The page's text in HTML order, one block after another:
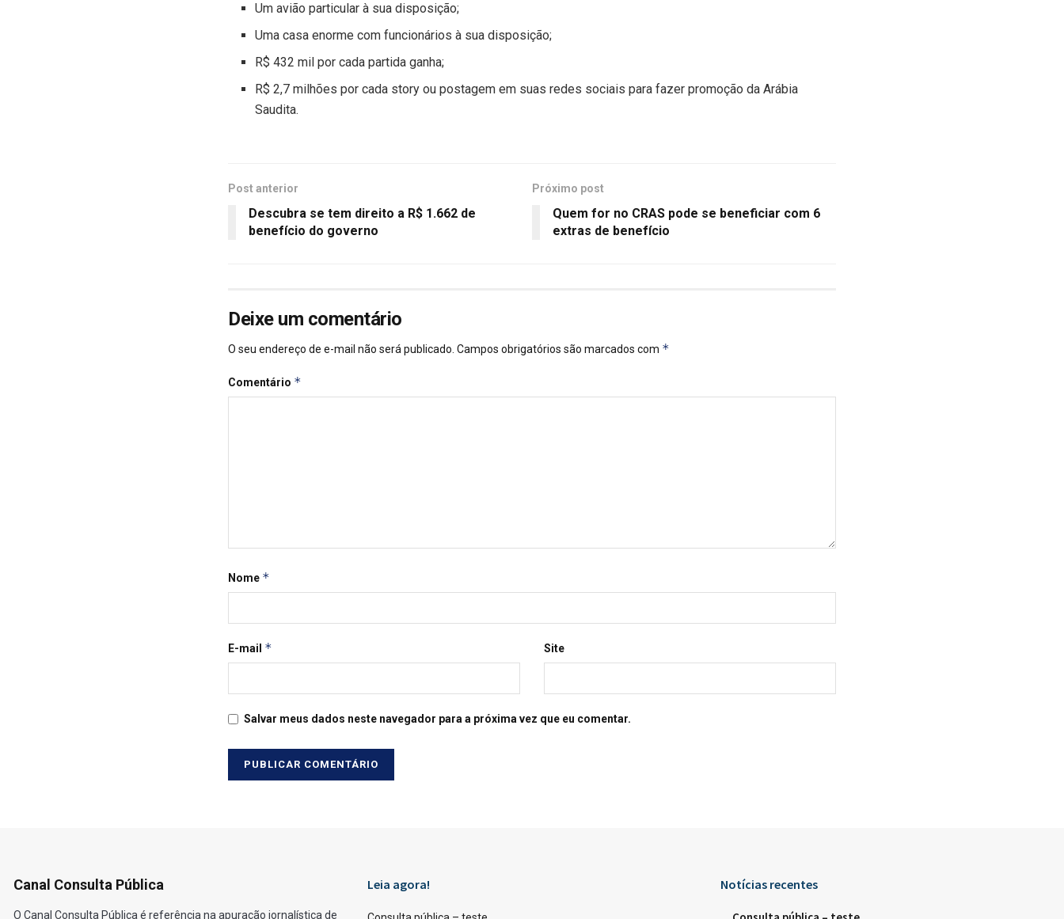
Um avião particular à sua disposição;
Uma casa enorme com funcionários à sua disposição;
R$ 432 mil por cada partida ganha;
R$ 2,7 milhões por cada story ou postagem em suas redes sociais para fazer promoção da Arábia
Saudita.
Post anterior
Descubra se tem direito a R$ 1.662 de
benefício do governo
Próximo post
Quem for no CRAS pode se beneficiar com 6
extras de benefício
Deixe um comentário
O seu endereço de e-mail não será publicado. Campos obrigatórios são marcados com *
Comentário *
Nome *
E-mail * Site
Salvar meus dados neste navegador para a próxima vez que eu comentar.
Canal Consulta Pública
O Canal Consulta Pública é referência na apuração jornalística de
Leia agora! Notícias recentes